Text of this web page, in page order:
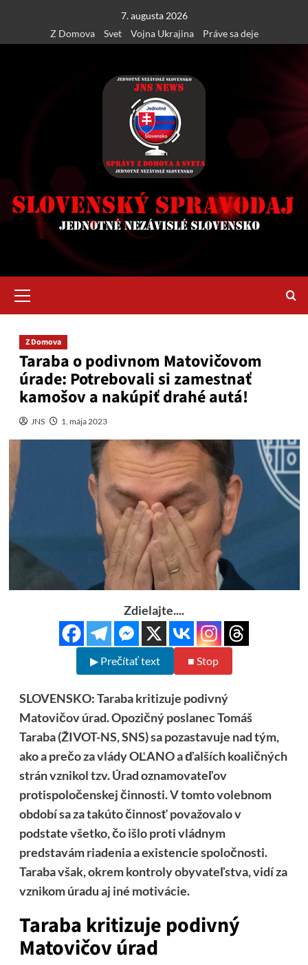
content
7. augusta 2026
Z Domova
Svet Vojna Ukrajina Práve sa deje
Menu
Z Domova
Taraba o podivnom Matovičovom
úrade: Potrebovali si zamestnať
kamošov a nakúpiť drahé autá!
JNS 1. mája 2023
Zdielajte....
▶ Prečítať text ■ Stop
SLOVENSKO: Taraba kritizuje podivný
Matovičov úrad. Opozičný poslanec Tomáš
Taraba (ŽIVOT-NS, SNS) sa pozastavuje nad tým,
ako a prečo za vlády OĽANO a ďalších koaličných
strán vznikol tzv. Úrad oznamovateľov
protispoločenskej činnosti. V tomto volebnom
období sa za takúto činnosť považovalo v
podstate všetko, čo išlo proti vládnym
predstavám riadenia a existencie spoločnosti.
Taraba však, okrem kontroly obyvateľstva, vidí za
vznikom úradu aj iné motivácie.
Taraba kritizuje podivný
Matovičov úrad